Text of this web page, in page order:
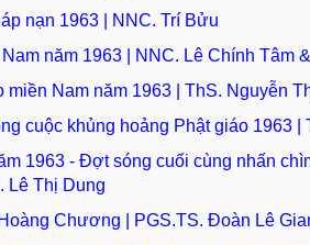
nạn 1963 | NNC. Trí Bửu
năm 1963 | NNC. Lê Chính Tâm
Nam năm 1963 | ThS. Nguyễn
cuộc khủng hoảng Phật giáo 1963 |
1963 - Đợt sóng cuối cùng nhấn
Lê Thị Dung
Chương | PGS.TS. Đoàn Lê